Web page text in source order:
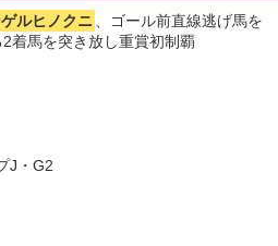
ルヒノクニ
、ゴール前直線逃げ馬を
着馬を突き放し重賞初制覇
J・G2